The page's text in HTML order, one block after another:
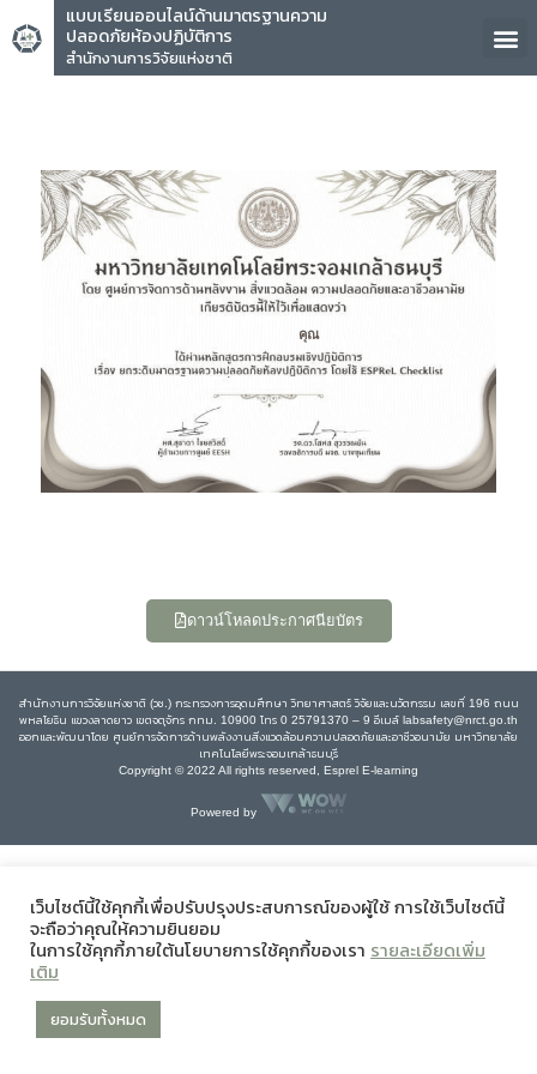
แบบเรียนออนไลน์ด้านมาตรฐานความ
ปลอดภัยห้องปฏิบัติการ
สำนักงานการวิจัยแห่งชาติ
คุณ
ดาวน์โหลดประกาศนียบัตร
สำนักงานการวิจัยแห่งชาติ (วช.) กระทรวงการอุดมศึกษา วิทยาศาสตร์ วิจัยและนวัตกรรม เลขที่ 196 ถนน
พหลโยธิน แขวงลาดยาว เขตจตุจักร กทม. 10900 โทร 0 25791370 – 9 อีเมล์ labsafety@nrct.go.th
ออกและพัฒนาโดย ศูนย์การจัดการด้านพลังงานสิ่งแวดล้อมความปลอดภัยและอาชีวอนามัย มหาวิทยาลัย
เทคโนโลยีพระจอมเกล้าธนบุรี
Copyright © 2022 All rights reserved, Esprel E-learning
Powered by
เว็บไซต์นี้ใช้คุกกี้เพื่อปรับปรุงประสบการณ์ของผู้ใช้ การใช้เว็บไซต์นี้
จะถือว่าคุณให้ความยินยอม
ในการใช้คุกกี้ภายใต้นโยบายการใช้คุกกี้ของเรา รายละเอียดเพิ่ม
เติม
ยอมรับทั้งหมด